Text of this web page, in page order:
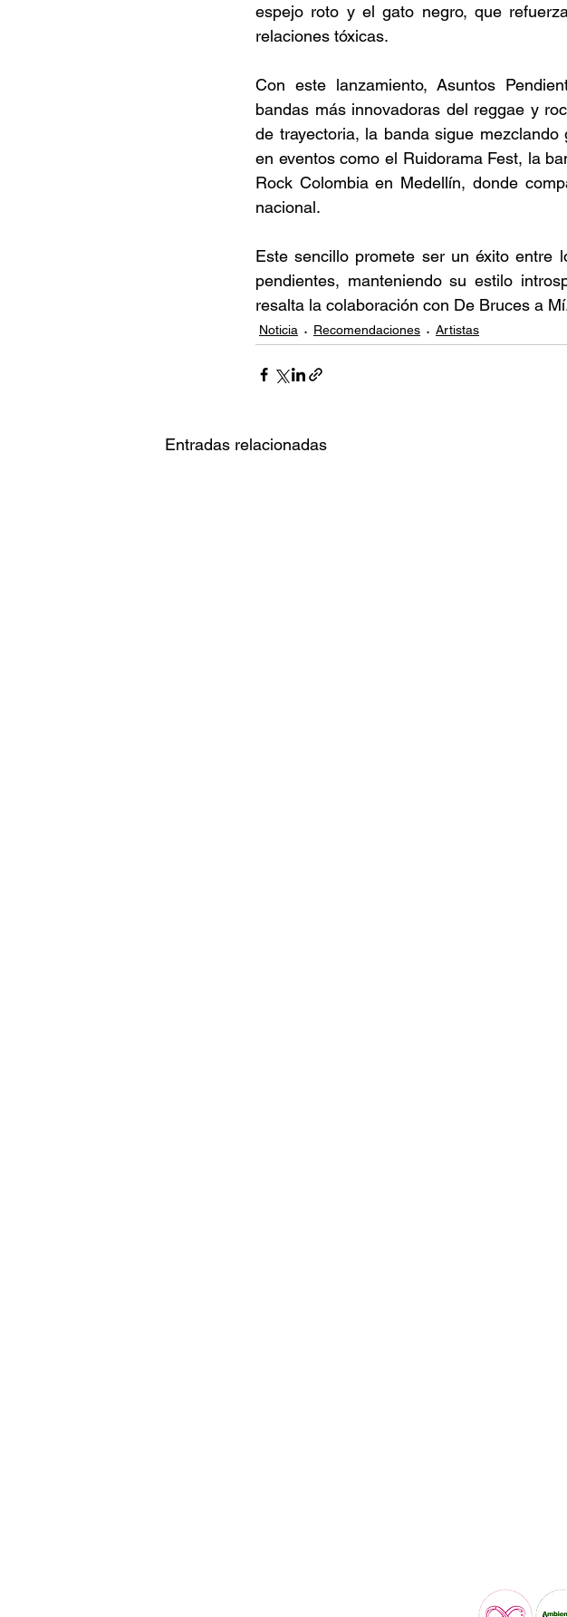
espejo roto y el gato negro, que
relaciones tóxicas.
Con este lanzamiento, Asuntos
bandas más innovadoras del reggae y
de trayectoria, la banda sigue
en eventos como el Ruidorama Fest, la
Rock Colombia en Medellín, donde
nacional.
Este sencillo promete ser un éxito entre
pendientes, manteniendo su estilo
resalta la colaboración con De Bruces a
Noticia Recomendaciones Artistas
Entradas relacionadas